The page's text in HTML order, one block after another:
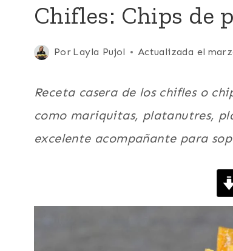
|
Y
SNACKS
|
|
Chifles: Chips de
Por Layla Pujol
Publicada
enero 11, 2013
Actualizada el
Receta casera de los chifles o
como mariquitas, platanutres,
excelente acompañante para